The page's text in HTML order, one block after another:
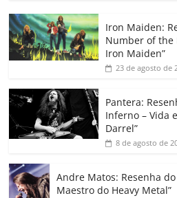
c
e
b
o
o
k
itt
er
at
s
A
p
e
dI
Iron Maiden:
Number of the
Iron Maiden”
23 de agosto de
Pantera:
Inferno – Vida
Darrel”
8 de agosto de
Andre Matos: Resenha
Maestro do Heavy Metal”